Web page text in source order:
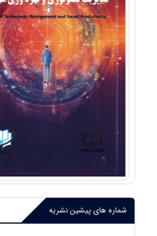
شماره های پیشین نشریه